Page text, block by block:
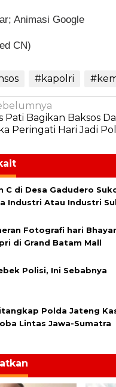
Animasi Google
CN)
#kapolri
Pati Bagikan Baksos
Peringati Hari Jadi
C di Desa Gadudero
Industri Atau Industri
Fotografi hari
di Grand Batam Mall
Polisi, Ini Sebabnya
Polda Jateng
Lintas Jawa-Sumatra